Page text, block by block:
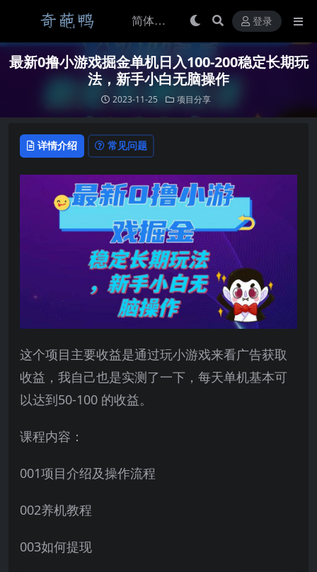
登录
最新0撸小游戏掘金单机日入100-200稳定长期玩
法，新手小白无脑操作
2023-11-25 项目分享
详情介绍 常见问题
这个项目主要收益是通过玩小游戏来看广告获取
收益，我自己也是实测了一下，每天单机基本可
以达到50-100 的收益。
课程内容：
001项目介绍及操作流程
002养机教程
003如何提现